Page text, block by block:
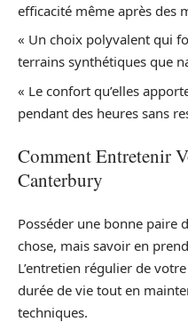
efficacité même après des
« Un choix polyvalent qui
terrains synthétiques que
« Le confort qu’elles
pendant des heures sans
Comment Entretenir
Canterbury
Posséder une bonne paire
chose, mais savoir en
L’entretien régulier de
durée de vie tout en
techniques.